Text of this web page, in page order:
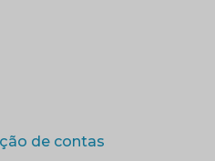
de contas